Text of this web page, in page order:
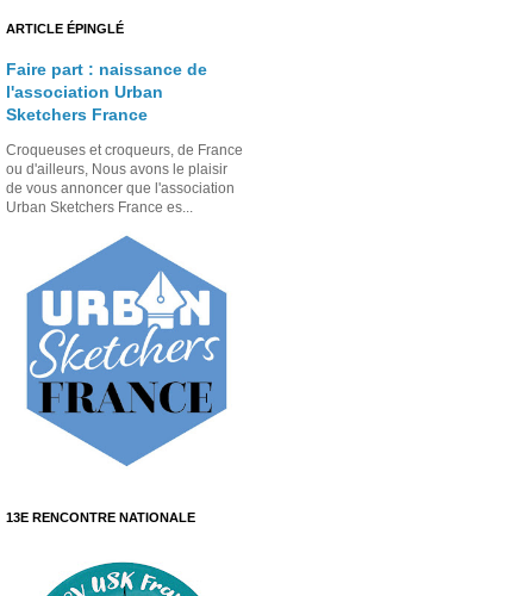
ARTICLE ÉPINGLÉ
Faire part : naissance de
l'association Urban
Sketchers France
Croqueuses et croqueurs, de France
ou d'ailleurs, Nous avons le plaisir
de vous annoncer que l'association
Urban Sketchers France es...
13E RENCONTRE NATIONALE